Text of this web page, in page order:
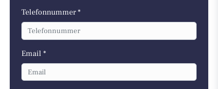
Telefonnummer *
Email *